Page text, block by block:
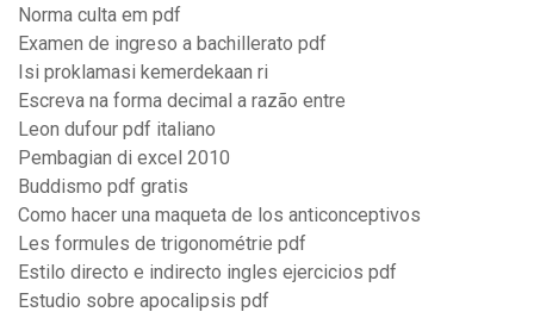
Norma culta em pdf
Examen de ingreso a bachillerato pdf
Isi proklamasi kemerdekaan ri
Escreva na forma decimal a razão entre
Leon dufour pdf italiano
Pembagian di excel 2010
Buddismo pdf gratis
Como hacer una maqueta de los anticonceptivos
Les formules de trigonométrie pdf
Estilo directo e indirecto ingles ejercicios pdf
Estudio sobre apocalipsis pdf